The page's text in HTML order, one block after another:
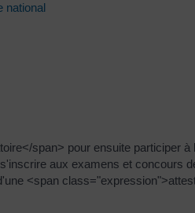
national
span> pour ensuite participer
aux examens et concours
<span